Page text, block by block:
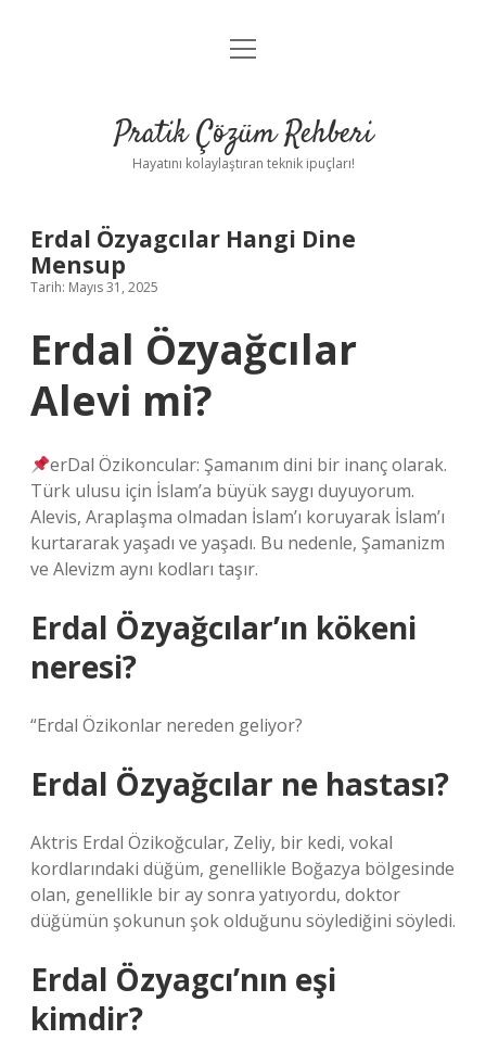
Anasayfa
Yasal Uyarı
menüyü
Pratik Çözüm Rehberi
Hayatını kolaylaştıran teknik ipuçları!
Erdal Özyagcılar Hangi Dine
Mensup
Tarih: Mayıs 31, 2025
Erdal Özyağcılar
Alevi mi?
erDal Özikoncular: Şamanım dini bir inanç olarak.
Türk ulusu için İslam’a büyük saygı duyuyorum.
Alevis, Araplaşma olmadan İslam’ı koruyarak İslam’ı
kurtararak yaşadı ve yaşadı. Bu nedenle, Şamanizm
ve Alevizm aynı kodları taşır.
Erdal Özyağcılar’ın kökeni
neresi?
“Erdal Özikonlar nereden geliyor?
Erdal Özyağcılar ne hastası?
Aktris Erdal Özikoğcular, Zeliy, bir kedi, vokal
kordlarındaki düğüm, genellikle Boğazya bölgesinde
olan, genellikle bir ay sonra yatıyordu, doktor
düğümün şokunun şok olduğunu söylediğini söyledi.
Erdal Özyagcı’nın eşi
kimdir?